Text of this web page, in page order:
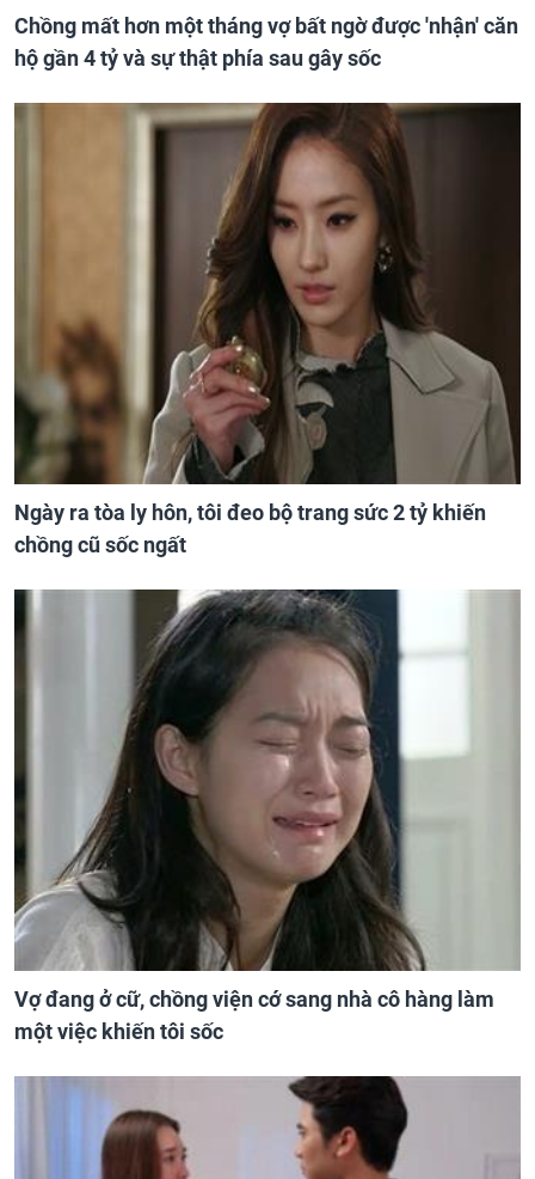
Chồng mất hơn một tháng vợ bất ngờ được 'nhận' căn
hộ gần 4 tỷ và sự thật phía sau gây sốc
Ngày ra tòa ly hôn, tôi đeo bộ trang sức 2 tỷ khiến
chồng cũ sốc ngất
Vợ đang ở cữ, chồng viện cớ sang nhà cô hàng làm
một việc khiến tôi sốc